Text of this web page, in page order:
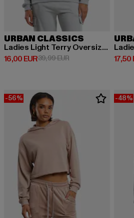
URBAN CLASSICS
Ladies Light Terry Oversized
16,00 EUR
Derzeitiger Preis: 16,00 EUR
39,99 EURAktionspreis: 39,99
17,50
-56% -48%